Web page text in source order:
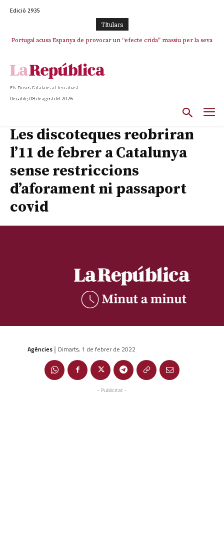
Edició 2935
TItulars
Portugal acusa Espanya de provocar un “efecte crida” massiu per la seva
El col·lapse de l’operació de Marc Puigtió a Girona: desbandada de
Els Països Catalans al teu abast
Dissabte, 08 de agost del 2026
Les discoteques reobriran
l’11 de febrer a Catalunya
sense restriccions
d’aforament ni passaport
covid
Agències | Dimarts, 1 de febrer de 2022
- Publicitat -